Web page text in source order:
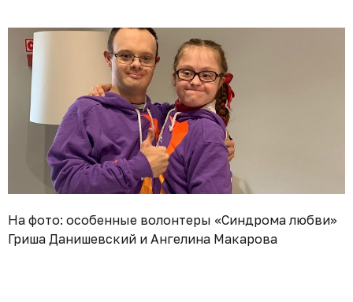
На фото: особенные волонтеры «Синдрома любви»
Гриша Данишевский и Ангелина Макарова